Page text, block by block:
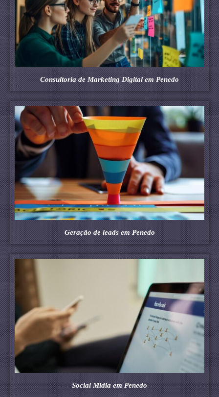
Consultoria de Marketing Digital em Penedo
Geração de leads em Penedo
Social Midia em Penedo